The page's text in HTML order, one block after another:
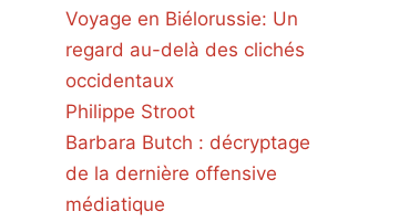
Voyage en Biélorussie: Un
regard au-delà des clichés
occidentaux
Philippe Stroot
Barbara Butch : décryptage
de la dernière offensive
médiatique